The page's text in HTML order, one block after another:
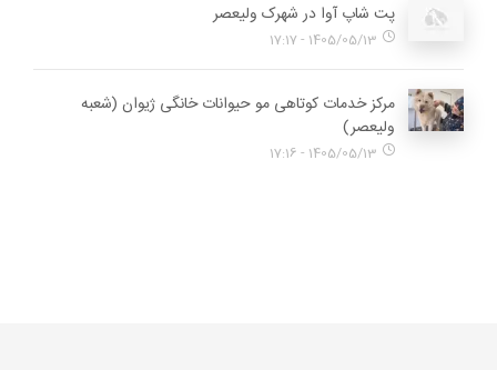
پت شاپ آوا در شهرک ولیعصر
1405/05/13 - 17:17
مرکز خدمات کوتاهی مو حیوانات خانگی ژیوان (شعبه
ولیعصر)
1405/05/13 - 17:16